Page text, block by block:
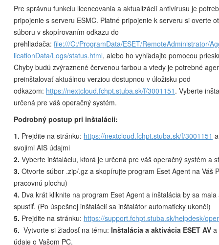
Pre správnu funkciu licencovania a aktualizácií antivírusu je
pripojenie s serveru ESMC. Platné pripojenie k serveru si overte
súboru v skopírovaním odkazu do
prehliadača: file:///C:/ProgramData/ESET/RemoteAdministrator/
licationData/Logs/status.html, alebo ho vyhľadajte pomocou
Chyby budú zvýraznené červenou farbou a vtedy je potrebné
preinštalovať aktuálnou verziou dostupnou v úložisku pod
odkazom: https://nextcloud.fchpt.stuba.sk/f/3001151 . Vyberte
určená pre váš operačný systém.
Podrobný postup pri inštalácií:
1. Prejdite na stránku: https://nextcloud.fchpt.stuba.sk/f/3001151
svojimi AIS údajmi
2. Vyberte inštaláciu, ktorá je určená pre váš operačný systém a
3. Otvorte súbor .zip/.gz a skopírujte program Eset Agent na Váš
pracovnú plochu)
4. Dva krát kliknite na program Eset Agent a inštalácia by sa
spustiť. (Po úspešnej inštalácií sa inštalátor automaticky ukončí)
5. Prejdite na stránku: https://support.fchpt.stuba.sk/helpdesk/
6. Vytvorte si žiadosť na tému: Inštalácia a aktivácia ESET AV a
údaje o Vašom PC.